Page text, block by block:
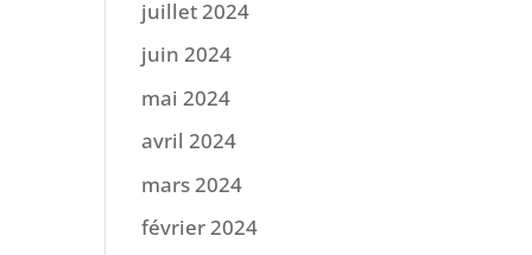
juillet 2024
juin 2024
mai 2024
avril 2024
mars 2024
février 2024